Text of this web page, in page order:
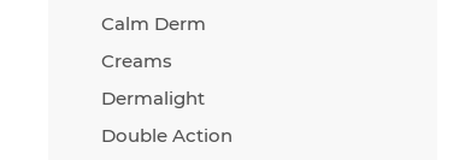
Calm Derm
Creams
Dermalight
Double Action